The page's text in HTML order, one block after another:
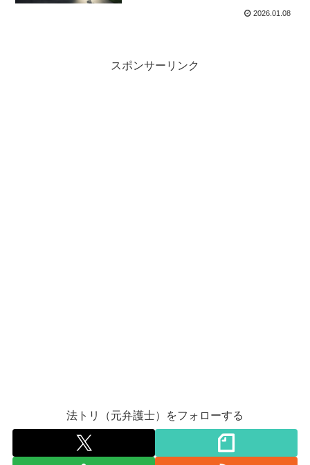
2026.01.08
スポンサーリンク
法トリ（元弁護士）をフォローする